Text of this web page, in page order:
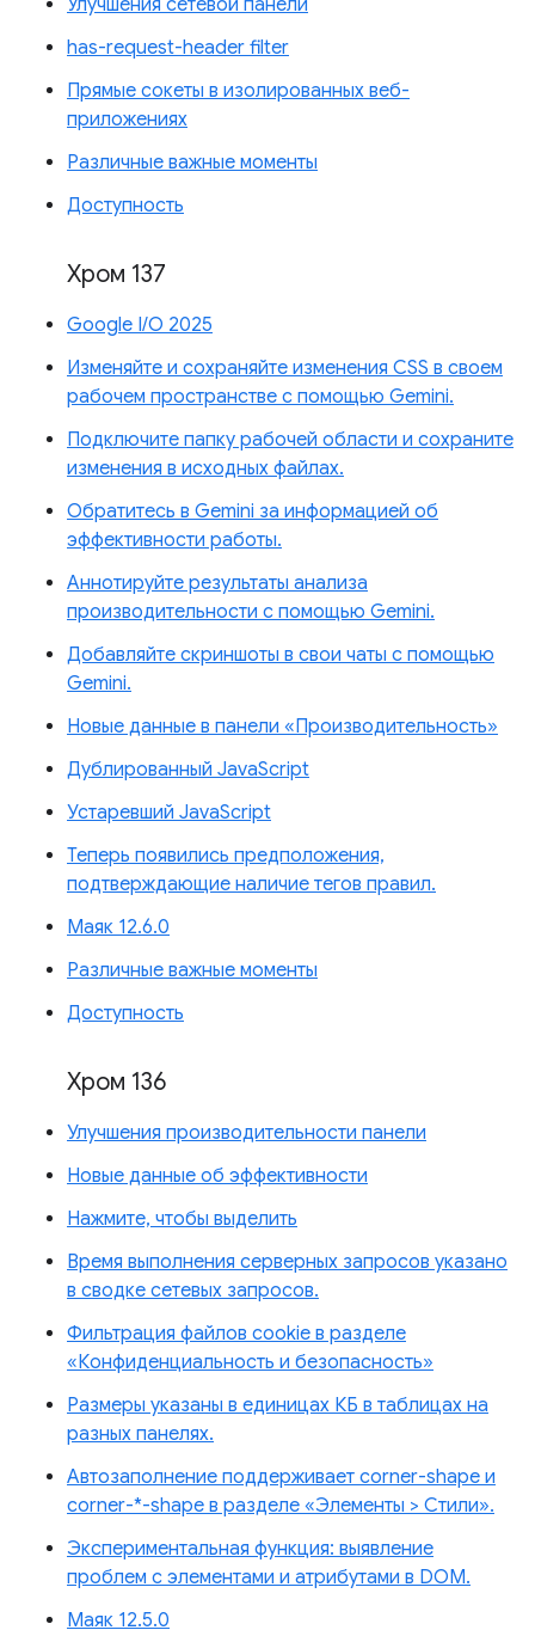
has-request-header filter
Прямые сокеты в изолированных веб-
приложениях
Различные важные моменты
Доступность
Хром 137
Google I/O 2025
Изменяйте и сохраняйте изменения CSS в своем
рабочем пространстве с помощью Gemini.
Подключите папку рабочей области и сохраните
изменения в исходных файлах.
Обратитесь в Gemini за информацией об
эффективности работы.
Аннотируйте результаты анализа
производительности с помощью Gemini.
Добавляйте скриншоты в свои чаты с помощью
Gemini.
Новые данные в панели «Производительность»
Дублированный JavaScript
Устаревший JavaScript
Теперь появились предположения,
подтверждающие наличие тегов правил.
Маяк 12.6.0
Различные важные моменты
Доступность
Хром 136
Улучшения производительности панели
Новые данные об эффективности
Нажмите, чтобы выделить
Время выполнения серверных запросов указано
в сводке сетевых запросов.
Фильтрация файлов cookie в разделе
«Конфиденциальность и безопасность»
Размеры указаны в единицах КБ в таблицах на
разных панелях.
Автозаполнение поддерживает corner-shape и
corner-*-shape в разделе «Элементы > Стили».
Экспериментальная функция: выявление
проблем с элементами и атрибутами в DOM.
Маяк 12.5.0